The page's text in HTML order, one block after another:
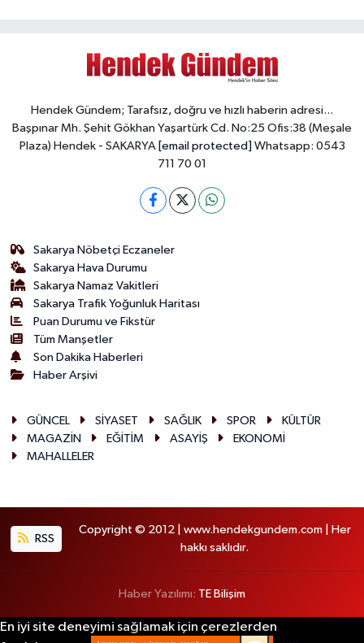
Hendek Gündem; Tarafsız, doğru ve hızlı haberin adresi...
Başpınar Mh. Şehit Gökhan Yaşartürk Cd. No:25 Ofis:38 (Meşale
Plaza) Hendek - SAKARYA [email protected] Whatsapp: 0543
711 70 01
Sakarya Nöbetçi Eczaneler
Sakarya Hava Durumu
Sakarya Namaz Vakitleri
Sakarya Trafik Yoğunluk Haritası
Puan Durumu ve Fikstür
Tüm Manşetler
Son Dakika Haberleri
Haber Arşivi
GÜNCEL SİYASET SAĞLIK SPOR
KÜLTÜR
MAGAZİN
EĞİTİM ASAYİŞ
EKONOMİ
MAHALLELER
RSS
Copyright © 2012 | www.hendekgundem.com | Her
hakkı saklıdır.
Haber Yazılımı: TE Bilişim
En iyi site deneyimi sağlamak için çerezlerden